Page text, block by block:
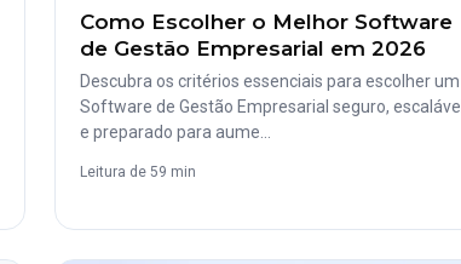
Como Escolher o Melhor Software
de Gestão Empresarial em 2026
Descubra os critérios essenciais para escolher um
Software de Gestão Empresarial seguro, escalável
e preparado para aume…
Leitura de 59 min